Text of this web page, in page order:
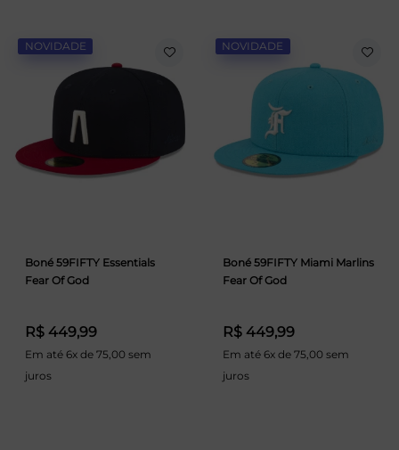
NOVIDADE
Boné 59FIFTY Essentials
Fear Of God
R$ 449,99
Em até 6x de 75,00 sem
juros
NOVIDADE
Boné 59FIFTY Miami Marlins
Fear Of God
R$ 449,99
Em até 6x de 75,00 sem
juros